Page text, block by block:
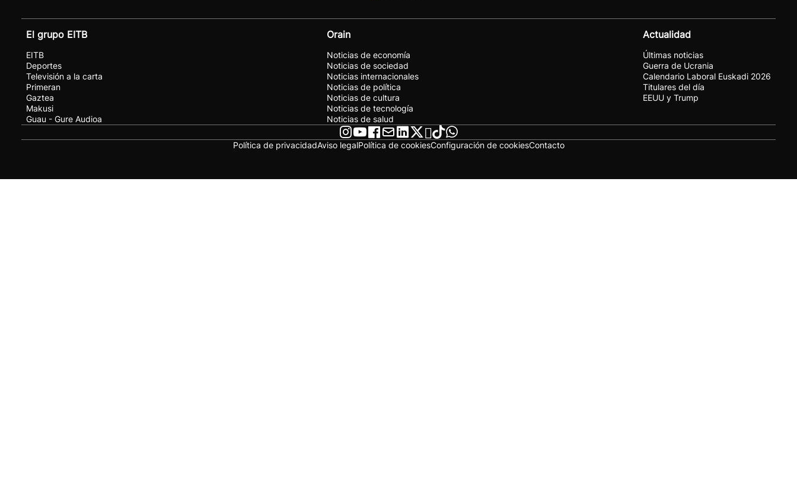
El grupo EITB
EITB
Deportes
Televisión a la carta
Primeran
Gaztea
Makusi
Guau - Gure Audioa
Orain
Noticias de economía
Noticias de sociedad
Noticias internacionales
Noticias de política
Noticias de cultura
Noticias de tecnología
Noticias de salud
Actualidad
Últimas noticias
Guerra de Ucrania
Calendario Laboral Euskadi 2026
Titulares del día
EEUU y Trump
Política de privacidadAviso legalPolítica de cookiesConfiguración de cookiesContacto